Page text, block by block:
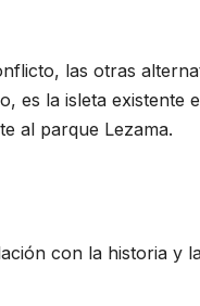
las otras
es la isleta existente
al parque Lezama.
con la historia y